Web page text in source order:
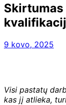
9 kovo, 2025
Visi pastatų
kas jį atlieka,